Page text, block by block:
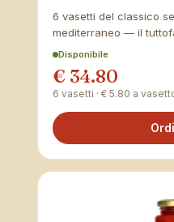
6 vasetti del classico
mediterraneo — il
Disponibile
€ 34.80
6 vasetti · € 5.80 a